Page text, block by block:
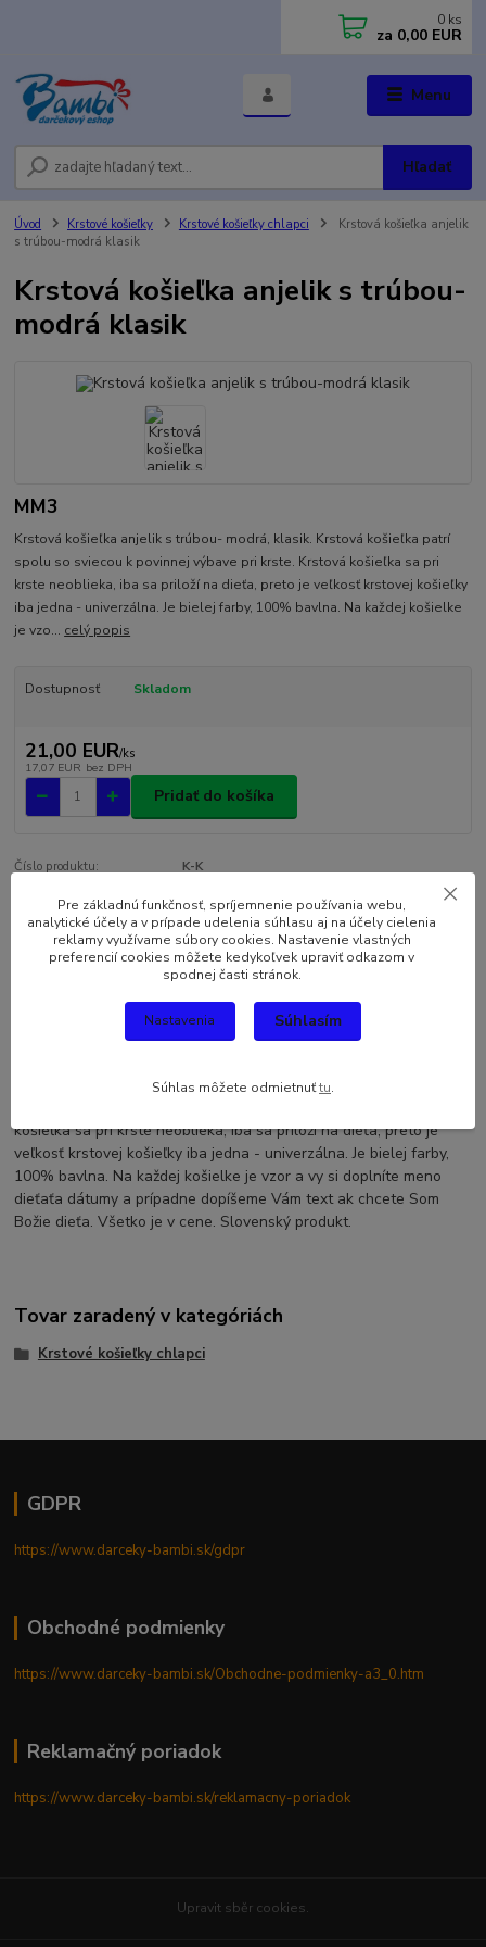
Menu
Hľadať
0 ks
za 0,00 EUR
Úvod Krstové košieľky Krstové košieľky chlapci
Krstová košieľka anjelik
s trúbou-modrá klasik
Krstová košieľka anjelik s trúbou-
modrá klasik
MM3
Krstová košieľka anjelik s trúbou- modrá, klasik. Krstová košieľka patrí
spolu so sviecou k povinnej výbave pri krste. Krstová košieľka sa pri
krste neoblieka, iba sa priloží na dieťa, preto je veľkosť krstovej košieľky
iba jedna - univerzálna. Je bielej farby, 100% bavlna. Na každej košielke
je vzo... celý popis
Dostupnosť Skladom
21,00 EUR/ks
17,07 EUR bez DPH
Pridať do košíka
Číslo produktu: K-K
Kompletné špecifikácie
Kompletné špecifikácie
Krstová košieľka anjelik s trúbou- modrá, klasik. Krstová košieľka
košieľka sa pri krste neoblieka, iba sa priloží na dieťa, preto je
veľkosť krstovej košieľky iba jedna - univerzálna. Je bielej farby,
100% bavlna. Na každej košielke je vzor a vy si doplníte meno
dieťaťa dátumy a prípadne dopíšeme Vám text ak chcete Som
Božie dieťa. Všetko je v cene. Slovenský produkt.
Tovar zaradený v kategóriách
Krstové košieľky chlapci
GDPR
https://www.darceky-bambi.sk/gdpr
Obchodné podmienky
https://www.darceky-bambi.sk/Obchodne-podmienky-a3_0.htm
Reklamačný poriadok
https://www.darceky-bambi.sk/reklamacny-poriadok
Upravit sběr cookies.
Pre základnú funkčnosť, spríjemnenie používania webu,
analytické účely a v prípade udelenia súhlasu aj na účely cielenia
reklamy využívame súbory cookies. Nastavenie vlastných
preferencií cookies môžete kedykoľvek upraviť odkazom v
spodnej časti stránok.
Nastavenia Súhlasím
Súhlas môžete odmietnuťtu.